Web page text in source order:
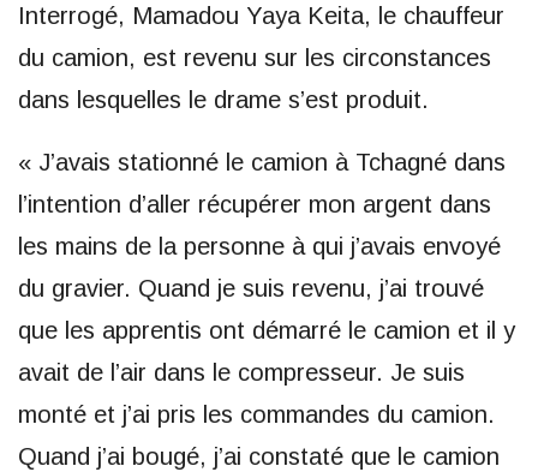
Interrogé, Mamadou Yaya Keita, le chauffeur
du camion, est revenu sur les circonstances
dans lesquelles le drame s’est produit.
« J’avais stationné le camion à Tchagné dans
l’intention d’aller récupérer mon argent dans
les mains de la personne à qui j’avais envoyé
du gravier. Quand je suis revenu, j’ai trouvé
que les apprentis ont démarré le camion et il y
avait de l’air dans le compresseur. Je suis
monté et j’ai pris les commandes du camion.
Quand j’ai bougé, j’ai constaté que le camion